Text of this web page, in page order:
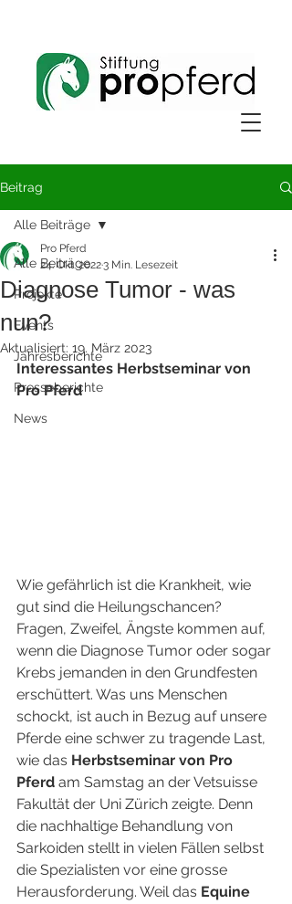
Beitrag
Alle Beiträge
Projekte
Events
Jahresberichte
Presseberichte
News
Alle Beiträge
Diagnose Tumor - was
nun?
Pro Pferd
24. Okt. 20223 Min. Lesezeit
Aktualisiert: 19. März 2023
Interessantes Herbstseminar von
Pro Pferd
Wie gefährlich ist die Krankheit, wie
gut sind die Heilungschancen?
Fragen, Zweifel, Ängste kommen auf,
wenn die Diagnose Tumor oder sogar
Krebs jemanden in den Grundfesten
erschüttert. Was uns Menschen
schockt, ist auch in Bezug auf unsere
Pferde eine schwer zu tragende Last,
wie das Herbstseminar von Pro
Pferd am Samstag an der Vetsuisse
Fakultät der Uni Zürich zeigte. Denn
die nachhaltige Behandlung von
Sarkoiden stellt in vielen Fällen selbst
die Spezialisten vor eine grosse
Herausforderung. Weil das Equine